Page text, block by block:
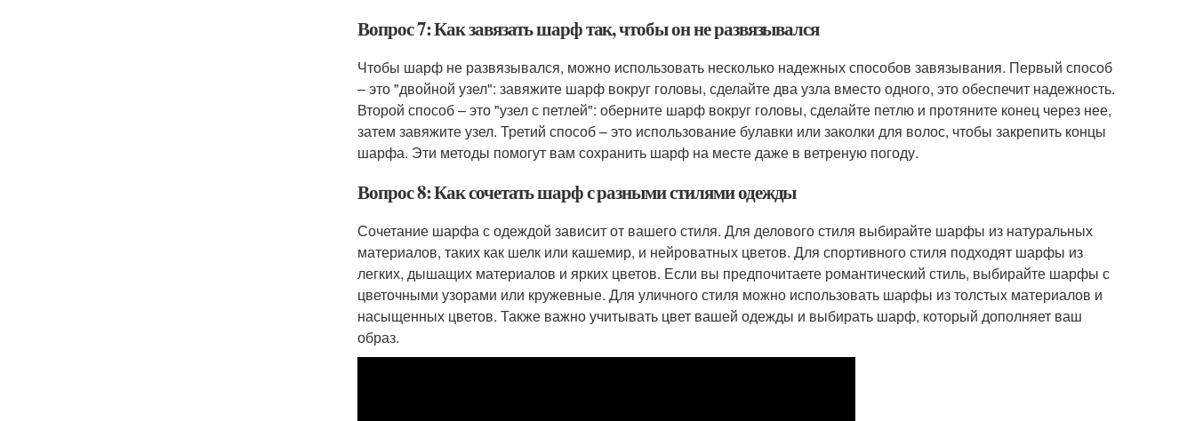
Вопрос 7: Как завязать шарф так, чтобы он не развязывался
Чтобы шарф не развязывался, можно использовать несколько надежных способов завязывания. Первый способ
– это "двойной узел": завяжите шарф вокруг головы, сделайте два узла вместо одного, это обеспечит надежность.
Второй способ – это "узел с петлей": оберните шарф вокруг головы, сделайте петлю и протяните конец через нее,
затем завяжите узел. Третий способ – это использование булавки или заколки для волос, чтобы закрепить концы
шарфа. Эти методы помогут вам сохранить шарф на месте даже в ветреную погоду.
Вопрос 8: Как сочетать шарф с разными стилями одежды
Сочетание шарфа с одеждой зависит от вашего стиля. Для делового стиля выбирайте шарфы из натуральных
материалов, таких как шелк или кашемир, и нейроватных цветов. Для спортивного стиля подходят шарфы из
легких, дышащих материалов и ярких цветов. Если вы предпочитаете романтический стиль, выбирайте шарфы с
цветочными узорами или кружевные. Для уличного стиля можно использовать шарфы из толстых материалов и
насыщенных цветов. Также важно учитывать цвет вашей одежды и выбирать шарф, который дополняет ваш
образ.